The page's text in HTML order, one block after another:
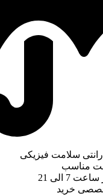
سلامت فیزیکی
مناسب
7 الی 21
خرید